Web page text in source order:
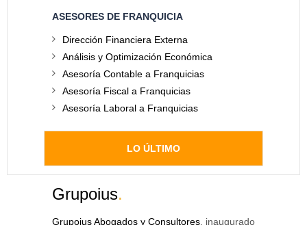
ASESORES DE FRANQUICIA
Dirección Financiera Externa
Análisis y Optimización Económica
Asesoría Contable a Franquicias
Asesoría Fiscal a Franquicias
Asesoría Laboral a Franquicias
LO ÚLTIMO
Grupoius.
Grupoius Abogados y Consultores , inaugurado